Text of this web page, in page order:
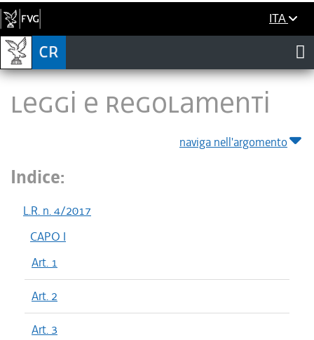
ITA
LEGGI E REGOLAMENTI
naviga nell'argomento
Indice:
L.R. n. 4/2017
CAPO I
Art. 1
Art. 2
Art. 3